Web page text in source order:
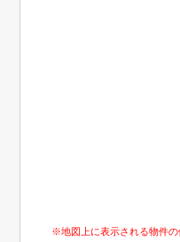
※地図上に表示される物件の